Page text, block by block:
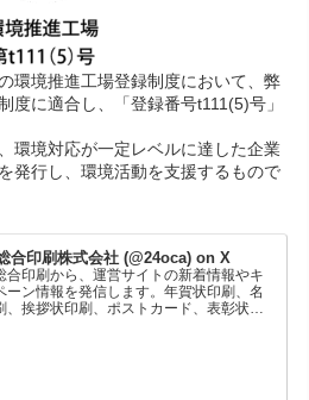
環境推進工場登録制度において、弊
度に適合し、「登録番号t111(5)号」
環境対応が一定レベルに達した企業
発行し、環境活動を支援するもので
合印刷株式会社 (@24oca) on X
合印刷から、運営サイトの新着情報やキ
ーン情報を発信します。年賀状印刷、名
、挨拶状印刷、ポストカード、表彰状印